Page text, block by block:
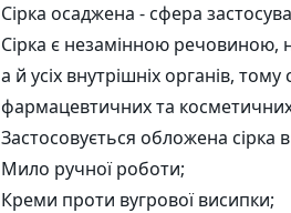
Сірка осаджена - сфера
Сірка є незамінною речовиною,
а й усіх внутрішніх органів,
фармацевтичних та косметичних
Застосовується обложена сірка
Мило ручної роботи;
Креми проти вугрової висипки;